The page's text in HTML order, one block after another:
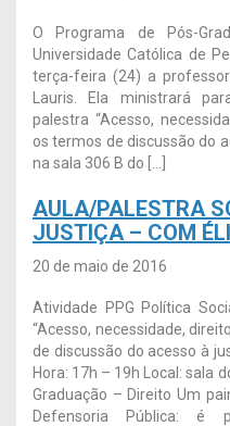
O Programa de Pós-
Universidade Católica de
terça-feira (24) a
Lauris. Ela ministrará
palestra “Acesso,
os termos de discussão do
na sala 306 B do […]
AULA/PALESTRA
JUSTIÇA – COM
20 de maio de 2016
Atividade PPG Política
“Acesso, necessidade,
de discussão do acesso à
Hora: 17h – 19h Local: sala
Graduação – Direito Um
Defensoria Pública: é